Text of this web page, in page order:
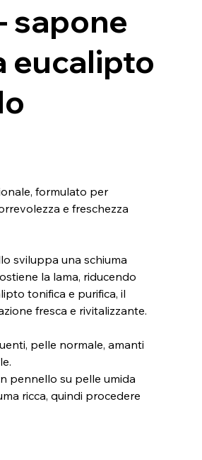
sapone
eucalipto
formulato per
e freschezza
sviluppa una schiuma
la lama, riducendo
tonifica e purifica, il
fresca e rivitalizzante.
pelle normale, amanti
pennello su pelle umida
ricca, quindi procedere